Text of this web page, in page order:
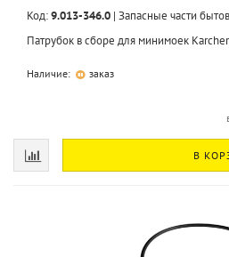
Код:9.013-346.0 | Запасные части
Патрубок в сборе для минимоек
Наличие: заказ
В